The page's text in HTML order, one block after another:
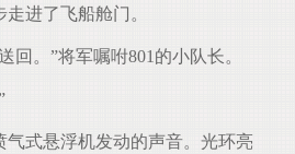
进了飞船舱门。
。”将军嘱咐801的小队长。
式悬浮机发动的声音。光环亮